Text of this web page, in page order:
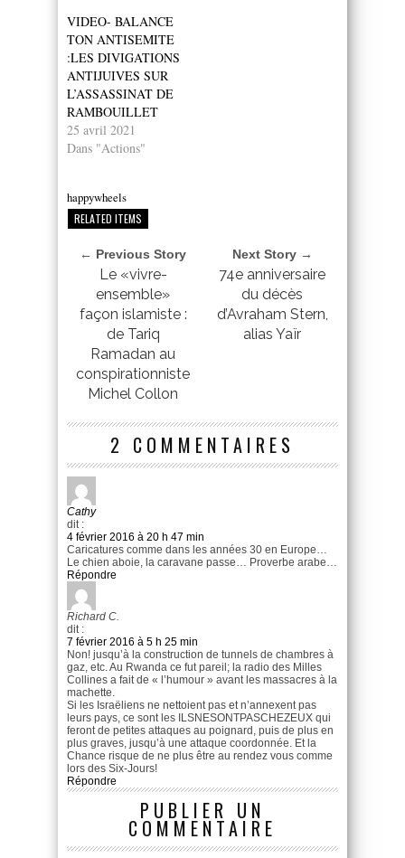
VIDEO- BALANCE
TON ANTISEMITE
:LES DIVIGATIONS
ANTIJUIVES SUR
L’ASSASSINAT DE
RAMBOUILLET
25 avril 2021
Dans "Actions"
happywheels
RELATED ITEMS
← Previous Story
Le «vivre-
ensemble»
façon islamiste :
de Tariq
Ramadan au
conspirationniste
Michel Collon
Next Story →
74e anniversaire
du décès
d’Avraham Stern,
alias Yaïr
2 COMMENTAIRES
Cathy
dit :
4 février 2016 à 20 h 47 min
Caricatures comme dans les années 30 en Europe…
Le chien aboie, la caravane passe… Proverbe arabe…
Répondre
Richard C.
dit :
7 février 2016 à 5 h 25 min
Non! jusqu’à la construction de tunnels de chambres à
gaz, etc. Au Rwanda ce fut pareil; la radio des Milles
Collines a fait de « l’humour » avant les massacres à la
machette.
Si les Israëliens ne nettoient pas et n’annexent pas
leurs pays, ce sont les ILSNESONTPASCHEZEUX qui
feront de petites attaques au poignard, puis de plus en
plus graves, jusqu’à une attaque coordonnée. Et la
Chance risque de ne plus être au rendez vous comme
lors des Six-Jours!
Répondre
PUBLIER UN
COMMENTAIRE